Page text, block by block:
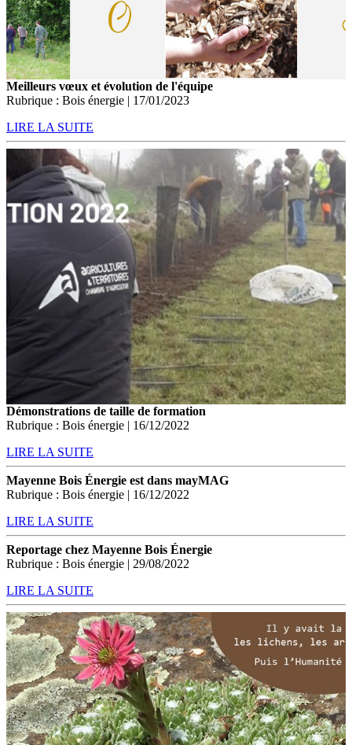
Meilleurs vœux et évolution de l'équipe
Rubrique : Bois énergie | 17/01/2023
LIRE LA SUITE
Démonstrations de taille de formation
Rubrique : Bois énergie | 16/12/2022
LIRE LA SUITE
Mayenne Bois Énergie est dans mayMAG
Rubrique : Bois énergie | 16/12/2022
LIRE LA SUITE
Reportage chez Mayenne Bois Énergie
Rubrique : Bois énergie | 29/08/2022
LIRE LA SUITE